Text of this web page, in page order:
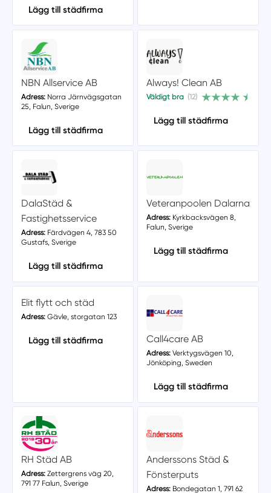
Lägg till städfirma
NBN Allservice AB
Adress:Norra Järnvägsgatan
25, Falun, Sverige
Lägg till städfirma
Always! Clean AB
Väldigt bra (12)
Lägg till städfirma
DalaStäd &
Fastighetsservice
Adress:Färdvägen 4, 783 50
Gustafs, Sverige
Lägg till städfirma
Veteranpoolen Dalarna
Adress:Kyrkbacksvägen 8,
Falun, Sverige
Lägg till städfirma
Elit flytt och städ
Adress:Gävle, storgatan 123
Lägg till städfirma Call4care AB
Adress:Verktygsvägen 10,
Jönköping, Sweden
Lägg till städfirma
RH Städ AB
Adress:Zettergrens väg 20,
791 77 Falun, Sverige
Anderssons Städ &
Fönsterputs
Adress:Bondegatan 1, 791 62